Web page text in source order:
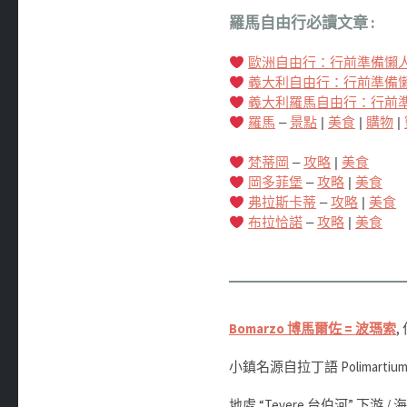
羅馬自由行必讀文章 :
歐洲自由行：行前準備懶
義大利自由行：行前準備
義大利羅馬自由行：行前
羅馬 –景點 |美食 | 購物 |
梵蒂岡 –攻略 |美食
岡多菲堡 –攻略 |美食
弗拉斯卡蒂 –攻略 |美食
布拉恰諾 –攻略 |美食
Bomarzo 博馬爾佐 = 波瑪索,
小鎮名源自拉丁語